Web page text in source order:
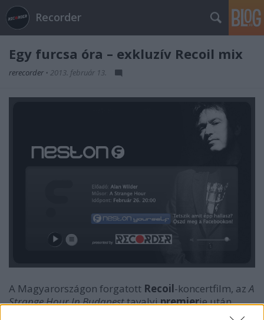
Recorder
Egy furcsa óra – exkluzív Recoil mix
rerecorder • 2013. február 13.
A Magyarországon forgatott Recoil-koncertfilm, azA
Strange Hour In Budapesttavalyipremierje után